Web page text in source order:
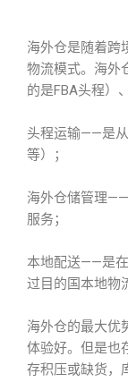
海外仓是随着跨
物流模式。海外
的是FBA头程）
头程运输——是
等）；
海外仓储管理
服务；
本地配送——是
过目的国本地物
海外仓的最大优
体验好。但是也
存积压或缺货，